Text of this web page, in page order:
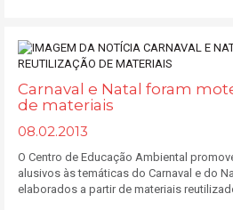
Carnaval e Natal foram
de materiais
08.02.2013
O Centro de Educação Ambiental
alusivos às temáticas do Carnaval e do
elaborados a partir de materiais